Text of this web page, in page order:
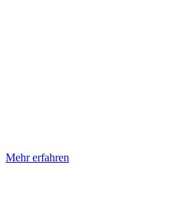
Mehr erfahren